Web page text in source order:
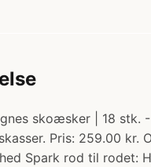
skoæsker | 18 stk.
Pris: 259.00 kr.
Spark rod til rodet: